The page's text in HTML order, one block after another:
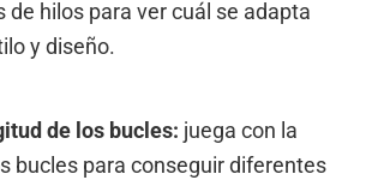
de hilos para ver cuál se adapta
y diseño.
de los bucles: juega con la
bucles para conseguir diferentes